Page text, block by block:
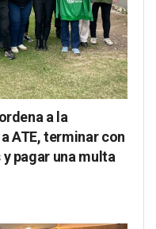
a la
ATE, terminar con
pagar una multa